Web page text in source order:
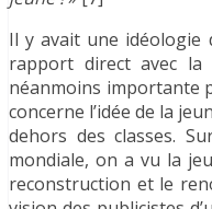
Il y avait une idéologie
rapport direct avec la
néanmoins importante
concerne l’idée de la
dehors des classes.
mondiale, on a vu la
reconstruction et le